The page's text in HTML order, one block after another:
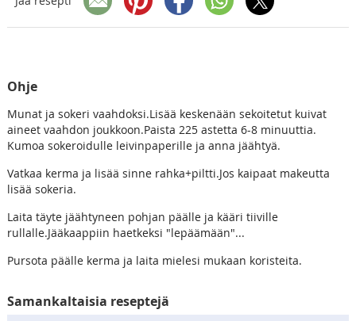
Ohje
Munat ja sokeri vaahdoksi.Lisää keskenään sekoitetut kuivat
aineet vaahdon joukkoon.Paista 225 astetta 6-8 minuuttia.
Kumoa sokeroidulle leivinpaperille ja anna jäähtyä.
Vatkaa kerma ja lisää sinne rahka+piltti.Jos kaipaat makeutta
lisää sokeria.
Laita täyte jäähtyneen pohjan päälle ja kääri tiiville
rullalle.Jääkaappiin haetkeksi "lepäämään"...
Pursota päälle kerma ja laita mielesi mukaan koristeita.
Samankaltaisia reseptejä